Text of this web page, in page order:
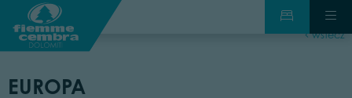
wstecz
EUROPA